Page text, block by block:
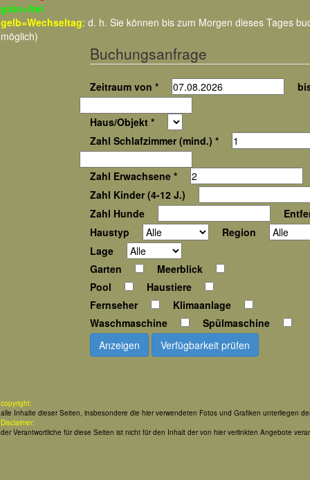
grün=frei
gelb=Wechseltag: d. h. Sie können bis zum Morgen dieses Tages
möglich)
Buchungsanfrage
Zeitraum von *
Haus/Objekt *
Zahl Schlafzimmer (mind.) *
Zahl Erwachsene *
Zahl Kinder (4-12 J.)
Zahl Hunde
Haustyp
Region
Lage
Garten
Meerblick
Pool
Haustiere
Fernseher
Klimaanlage
Waschmaschine
Spülmaschine
Anzeigen
Verfügbarkeit prüfen
copyright:
alle Inhalte dieser Seiten, insbesondere die hier verwendeten Fotos und Grafiken unterliegen
Disclaimer:
der Verantwortliche für diese Seiten ist nicht für den Inhalt der von hier verlinkten Angebote